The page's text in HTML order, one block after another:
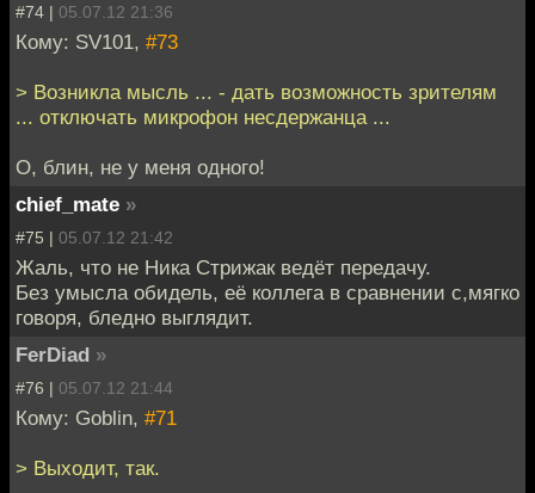
#74 | 05.07.12 21:36
Кому: SV101, #73
> Возникла мысль ... - дать возможность зрителям
... отключать микрофон несдержанца ...
О, блин, не у меня одного!
chief_mate »
#75 | 05.07.12 21:42
Жаль, что не Ника Стрижак ведёт передачу.
Без умысла обидель, её коллега в сравнении с,мягко
говоря, бледно выглядит.
FerDiad »
#76 | 05.07.12 21:44
Кому: Goblin, #71
> Выходит, так.